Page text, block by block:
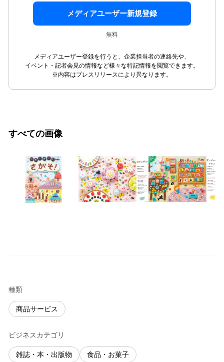
メディアユーザー新規登録
無料
メディアユーザー登録を行うと、企業担当者の連絡先や、
イベント・記者会見の情報など様々な特記情報を閲覧できます。
※内容はプレスリリースにより異なります。
すべての画像
種類
商品サービス
ビジネスカテゴリ
雑誌・本・出版物 食品・お菓子